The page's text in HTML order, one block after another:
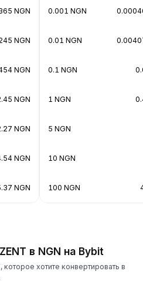
NGN
NGN
NGN
NGN
NGN
NGN
NGN
0.001 NGN
0.01 NGN
0.1 NGN
1 NGN
5 NGN
10 NGN
100 NGN
в NGN на Bybit
хотите конвертировать в